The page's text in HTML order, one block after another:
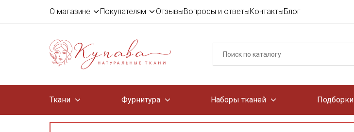
О магазине Покупателям ОтзывыВопросы и ответыКонтактыБлог
Ткани Фурнитура Наборы тканей Подборки